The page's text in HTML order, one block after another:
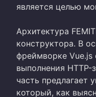
является целью
Архитектура
конструктора. В
фреймворке Vue.js
выполнения HTTP-
часть предлагает
который, как